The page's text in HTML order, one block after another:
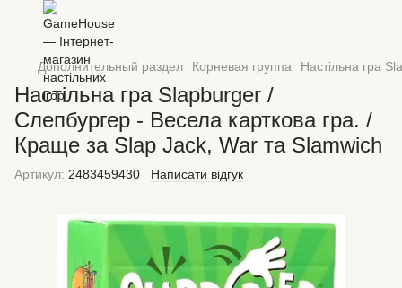
Дополнительный раздел Корневая группа Настільна гра
Настільна гра Slapburger /
Слепбургер - Весела карткова гра. /
Краще за Slap Jack, War та Slamwich
Артикул: 2483459430 Написати відгук